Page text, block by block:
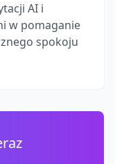
AI i
w pomaganie
spokoju